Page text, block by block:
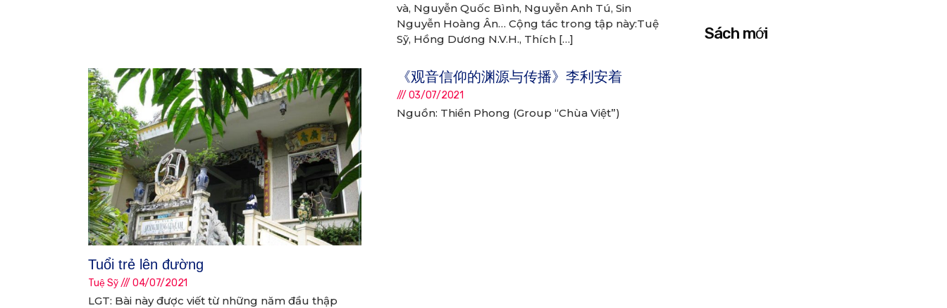
và, Nguyễn Quốc Bình, Nguyễn Anh Tú, Sin
Nguyễn Hoàng Ân… Cộng tác trong tập này:Tuệ
Sỹ, Hồng Dương N.V.H., Thích […]
Tuổi trẻ lên đường
Tuệ Sỹ 04/07/2021
LGT: Bài này được viết từ những năm đầu thập
《观音信仰的渊源与传播》李利安着
03/07/2021
Nguồn: Thiền Phong (Group “Chùa Việt”)
Sách mới